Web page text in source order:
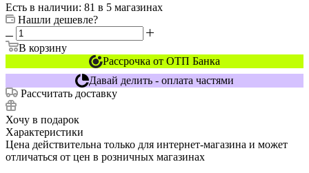
Есть в наличии: 81 в 5 магазинах
Нашли дешевле?
В корзину
Рассрочка от ОТП Банка
Давай делить - оплата частями
Рассчитать доставку
Хочу в подарок
Характеристики
Цена действительна только для интернет-магазина и может
отличаться от цен в розничных магазинах